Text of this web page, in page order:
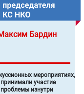
Бардин
мероприятиях,
участие
изнутри